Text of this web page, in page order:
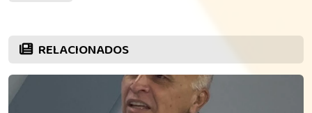
RELACIONADOS